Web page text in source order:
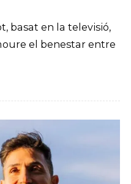
basat en la televisió,
el benestar entre